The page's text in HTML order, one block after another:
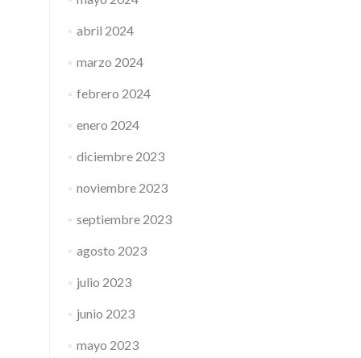
abril 2024
marzo 2024
febrero 2024
enero 2024
diciembre 2023
noviembre 2023
septiembre 2023
agosto 2023
julio 2023
junio 2023
mayo 2023